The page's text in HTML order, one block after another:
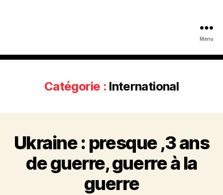
Menu
Catégorie : International
Ukraine : presque ,3 ans
de guerre, guerre à la
guerre